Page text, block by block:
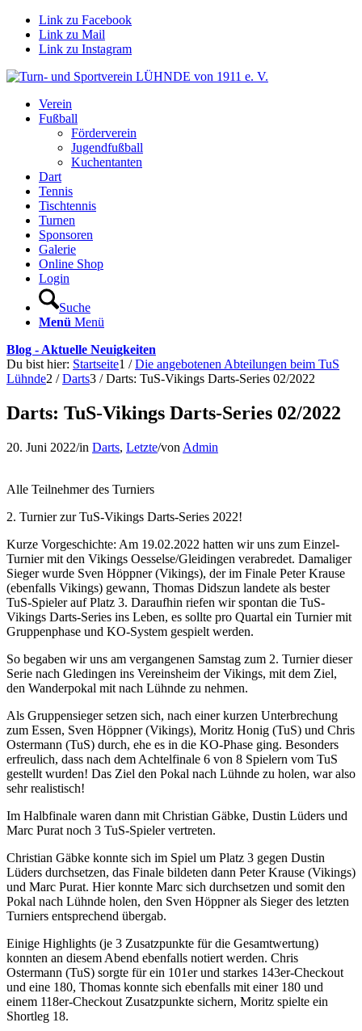
Link zu Facebook
Link zu Mail
Link zu Instagram
Verein
Fußball
Förderverein
Jugendfußball
Kuchentanten
Dart
Tennis
Tischtennis
Turnen
Sponsoren
Galerie
Online Shop
Login
Suche
Menü Menü
Blog - Aktuelle Neuigkeiten
Du bist hier: Startseite1 / Die angebotenen Abteilungen beim TuS
Lühnde2 / Darts3 / Darts: TuS-Vikings Darts-Series 02/2022
Darts: TuS-Vikings Darts-Series 02/2022
20. Juni 2022/in Darts, Letzte/von Admin
Alle Teilnehmer des Turniers
2. Turnier zur TuS-Vikings Darts-Series 2022!
Kurze Vorgeschichte: Am 19.02.2022 hatten wir uns zum Einzel-
Turnier mit den Vikings Oesselse/Gleidingen verabredet. Damaliger
Sieger wurde Sven Höppner (Vikings), der im Finale Peter Krause
(ebenfalls Vikings) gewann, Thomas Didszun landete als bester
TuS-Spieler auf Platz 3. Daraufhin riefen wir spontan die TuS-
Vikings Darts-Series ins Leben, es sollte pro Quartal ein Turnier mit
Gruppenphase und KO-System gespielt werden.
So begaben wir uns am vergangenen Samstag zum 2. Turnier dieser
Serie nach Gledingen ins Vereinsheim der Vikings, mit dem Ziel,
den Wanderpokal mit nach Lühnde zu nehmen.
Als Gruppensieger setzen sich, nach einer kurzen Unterbrechung
zum Essen, Sven Höppner (Vikings), Moritz Honig (TuS) und Chris
Ostermann (TuS) durch, ehe es in die KO-Phase ging. Besonders
erfreulich, dass nach dem Achtelfinale 6 von 8 Spielern vom TuS
gestellt wurden! Das Ziel den Pokal nach Lühnde zu holen, war also
sehr realistisch!
Im Halbfinale waren dann mit Christian Gäbke, Dustin Lüders und
Marc Purat noch 3 TuS-Spieler vertreten.
Christian Gäbke konnte sich im Spiel um Platz 3 gegen Dustin
Lüders durchsetzen, das Finale bildeten dann Peter Krause (Vikings)
und Marc Purat. Hier konnte Marc sich durchsetzen und somit den
Pokal nach Lühnde holen, den Sven Höppner als Sieger des letzten
Turniers entsprechend übergab.
Einige Highlights (je 3 Zusatzpunkte für die Gesamtwertung)
konnten an diesem Abend ebenfalls notiert werden. Chris
Ostermann (TuS) sorgte für ein 101er und starkes 143er-Checkout
und eine 180, Thomas konnte sich ebenfalls mit einer 180 und
einem 118er-Checkout Zusatzpunkte sichern, Moritz spielte ein
Shortleg 18.